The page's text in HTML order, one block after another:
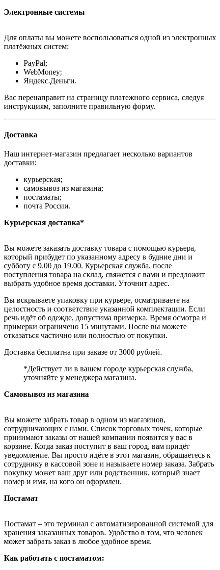
Электронные системы
Для оплаты вы можете воспользоваться одной из электронных
платёжных систем:
PayPal;
WebMoney;
Яндекс.Деньги.
Вас перенаправит на страницу платежного сервиса, следуя
инструкциям, заполните правильную форму.
Доставка
Наш интернет-магазин предлагает несколько вариантов
доставки:
курьерская;
самовывоз из магазина;
постаматы;
почта России.
Курьерская доставка*
Вы можете заказать доставку товара с помощью курьера,
который прибудет по указанному адресу в будние дни и
субботу с 9.00 до 19.00. Курьерская служба, после
поступления товара на склад, свяжется с вами и предложит
выбрать удобное время доставки. Уточнит адрес.
Вы вскрываете упаковку при курьере, осматриваете на
целостность и соответствие указанной комплектации. Если
речь идёт об одежде, допустима примерка. Время осмотра и
примерки ограничено 15 минутами. После вы можете
отказаться частично или полностью от покупки.
Доставка бесплатна при заказе от 3000 рублей.
*Действует ли в вашем городе курьерская служба,
уточняйте у менеджера магазина.
Самовывоз из магазина
Вы можете забрать товар в одном из магазинов,
сотрудничающих с нами. Список торговых точек, которые
принимают заказы от нашей компании появится у вас в
корзине. Когда заказ поступит в ваш город, вам придёт
уведомление. Вы просто идёте в этот магазин, обращаетесь к
сотруднику в кассовой зоне и называете номер заказа. Забрать
покупку может ваш друг или родственник, который знает
номер и имя, на кого он оформлен.
Постамат
Постамат – это терминал с автоматизированной системой для
хранения заказанных товаров. Удобство в том, что человек
может забрать заказ в любое удобное время.
Как работать с постаматом: